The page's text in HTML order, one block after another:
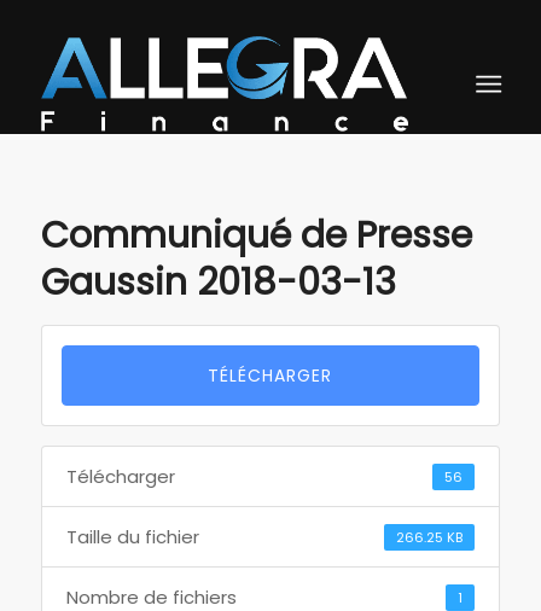
Communiqué de Presse
Gaussin 2018-03-13
TÉLÉCHARGER
Télécharger 56
Taille du fichier 266.25 KB
Nombre de fichiers 1